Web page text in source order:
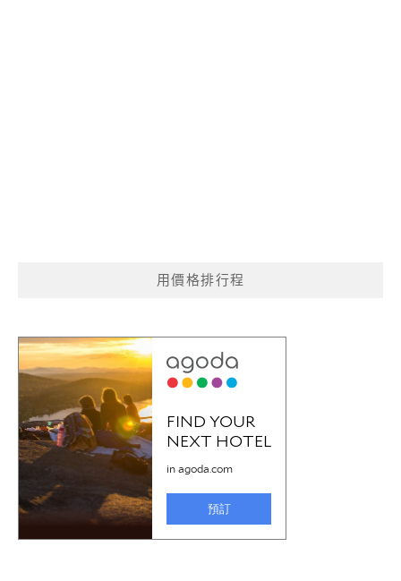
用價格排行程